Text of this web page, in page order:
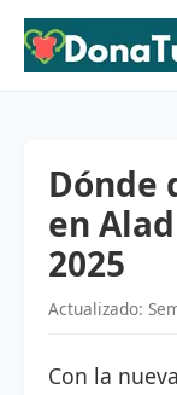
Dónde
en
2025
Actualizado:
Con la